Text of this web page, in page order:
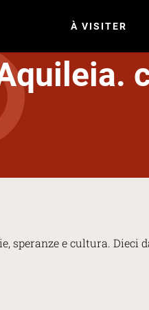
À VISITER
speranze e cultura.